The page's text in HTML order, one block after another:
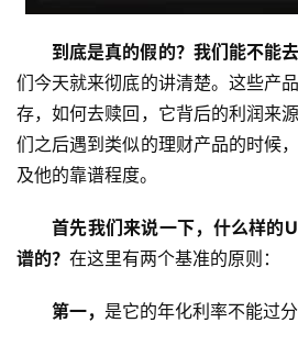
到底是真的假的？我们能不能
们今天就来彻底的讲清楚。这些产
存，如何去赎回，它背后的利润来
们之后遇到类似的理财产品的时候
及他的靠谱程度。
首先我们来说一下，什么样的
谱的？ 在这里有两个基准的原则：
第一， 是它的年化利率不能过